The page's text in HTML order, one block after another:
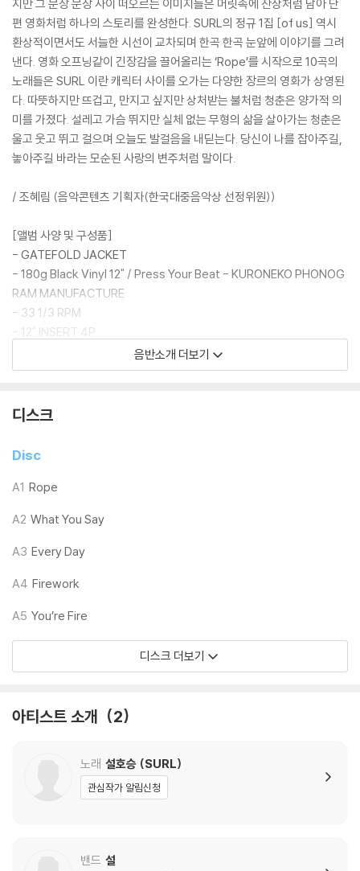
지만 그 문장 문장 사이 떠오르는 이미지들은 머릿속에 잔상처럼 남아 단
편 영화처럼 하나의 스토리를 완성한다. SURL의 정규 1집 [of us] 역시
환상적이면서도 서늘한 시선이 교차되며 한곡 한곡 눈앞에 이야기를 그려
낸다. 영화 오프닝같이 긴장감을 끌어올리는 ‘Rope’를 시작으로 10곡의
노래들은 SURL 이란 캐릭터 사이를 오가는 다양한 장르의 영화가 상영된
다. 따뜻하지만 뜨겁고, 만지고 싶지만 상처받는 불처럼 청춘은 양가적 의
미를 가졌다. 설레고 가슴 뛰지만 실체 없는 무형의 삶을 살아가는 청춘은
울고 웃고 뛰고 걸으며 오늘도 발걸음을 내딛는다. 당신이 나를 잡아주길,
놓아주길 바라는 모순된 사랑의 변주처럼 말이다.
/ 조혜림 (음악콘텐츠 기획자(한국대중음악상 선정위원))
[앨범 사양 및 구성품]
- GATEFOLD JACKET
- 180g Black Vinyl 12" / Press Your Beat - KURONEKO PHONOG
RAM MANUFACTURE
- 33 1/3 RPM
- 12" INSERT 4P
LP 구매시 참고 사항 안내드립니다.
※ 재킷/구성품/포장 상태
1) 제작/배송 과정에 따라 경미한 재킷 주름, 모서리 눌림, 갈라짐이 발생
할 수 있으며 속지(이너 슬리브)는 디스크와의 접촉으로 인해 갈라질 수
외관상 불량 확인되는 상품을 개봉 시엔 반품/교환 처리 불가합니다.
닐은 품질보증대상이 아닙니다.
3) 일본 제작 LP는 대부분 겉비닐이 밀봉되어 있지 않습니다.
4) 디지털 다운로드 코드는 본사에서 공지 없이 증정 종료될 수 있습니다.
1) 침압 조절 기능이 없는 턴테이블을 사용하시는 경우, (주로 올인원 형태
모델) 다이내믹 사운드의 편차가 큰 트랙을 재생할 때 이상 현상이 발생할
2) 디스크는 정전기와 먼지로 인해 재생이 원활하지 않은 경우가 있습니
3) 바늘에 먼지가 쌓이는 경우에도 재생이 원활하지 않을 수 있습니다.
※ 디스크 외관 불량
재생이 불안정한 경우 스태빌라이저를 사용하시면 좀 더 안정적인 재생이
음반소개 더보기
디스크
Disc
A1 Rope
A2 What You Say
A3 Every Day
A4 Firework
A5 You’re Fire
디스크 더보기
아티스트 소개 2
노래 설호승 (SURL)
관심작가 알림신청
밴드 설